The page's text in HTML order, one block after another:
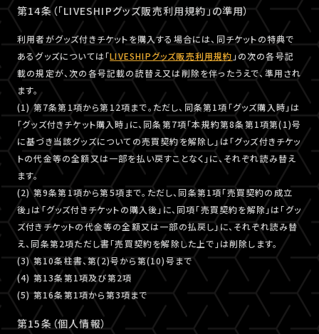
第14条（「LIVESHIPグッズ販売利用規約」の準用）
利用者がグッズ付きチケットを購入する場合には、同チケットの特典で
あるグッズについては「LIVESHIPグッズ販売利用規約 」の次の各号記
載の規定が、次の各号記載の読替え又は削除を伴ったうえで、準用され
ます。
(1) 第7条第1項から第12項まで。ただし、同条第1項「グッズ購入時」は
「グッズ付きチケット購入時」に、同条第7項「本規約第8条第1項第(1)号
に基づき当該グッズについての売買契約を解除し」は「グッズ付きチケッ
トの代金等の全額又は一部を払い戻すことなく」に、それぞれ読み替え
ます。
(2) 第9条第1項から第5項まで。ただし、同条第1項「売買契約の成立
後」は「グッズ付きチケットの購入後」に、同項「売買契約を解除」は「グッ
ズ付きチケットの代金等の全額又は一部の払戻し」に、それぞれ読み替
え、同条第2項ただし書「売買契約を解除した上で」は削除します。
(3) 第10条柱書、第(2)号から第(10)号まで
(4) 第13条第1項及び第2項
(5) 第16条第1項から第3項まで
第15条（個人情報）